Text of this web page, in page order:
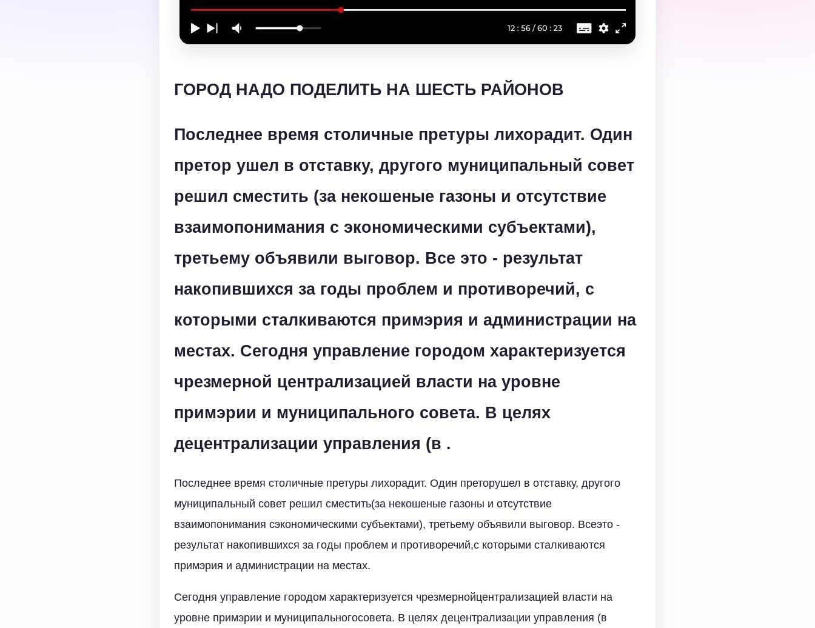
ГОРОД НАДО ПОДЕЛИТЬ НА ШЕСТЬ РАЙОНОВ
Последнее время столичные претуры лихорадит. Один
претор ушел в отставку, другого муниципальный совет
решил сместить (за некошеные газоны и отсутствие
взаимопонимания с экономическими субъектами),
третьему объявили выговор. Все это - результат
накопившихся за годы проблем и противоречий, с
которыми сталкиваются примэрия и администрации на
местах. Сегодня управление городом характеризуется
чрезмерной централизацией власти на уровне
примэрии и муниципального совета. В целях
децентрализации управления (в .
Последнее время столичные претуры лихорадит. Один преторушел в отставку, другого
муниципальный совет решил сместить(за некошеные газоны и отсутствие
взаимопонимания сэкономическими субъектами), третьему объявили выговор. Всеэто -
результат накопившихся за годы проблем и противоречий,с которыми сталкиваются
примэрия и администрации на местах.
Сегодня управление городом характеризуется чрезмернойцентрализацией власти на
уровне примэрии и муниципальногосовета. В целях децентрализации управления (в